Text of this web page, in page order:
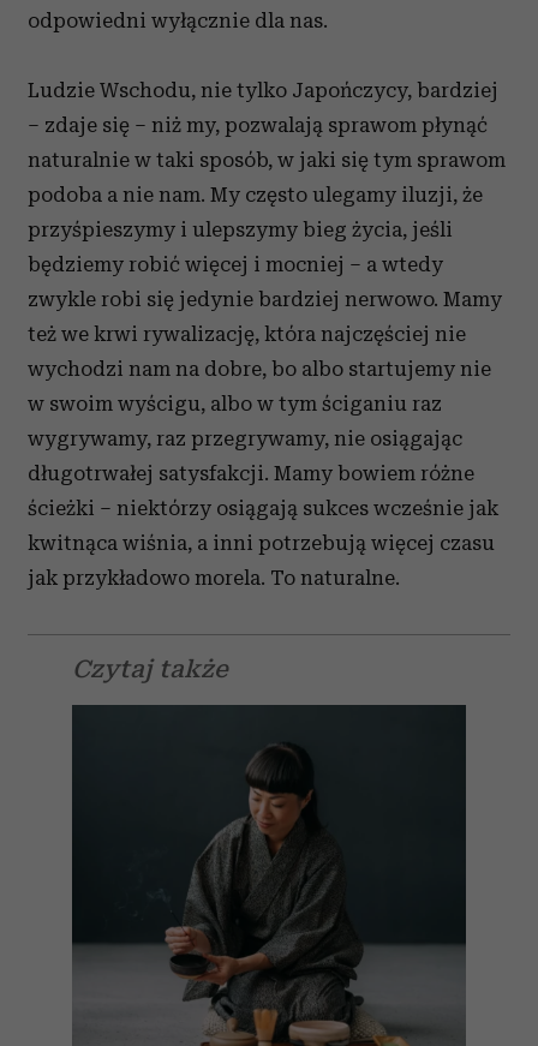
odpowiedni wyłącznie dla nas.
Ludzie Wschodu, nie tylko Japończycy, bardziej
– zdaje się – niż my, pozwalają sprawom płynąć
naturalnie w taki sposób, w jaki się tym sprawom
podoba a nie nam. My często ulegamy iluzji, że
przyśpieszymy i ulepszymy bieg życia, jeśli
będziemy robić więcej i mocniej – a wtedy
zwykle robi się jedynie bardziej nerwowo. Mamy
też we krwi rywalizację, która najczęściej nie
wychodzi nam na dobre, bo albo startujemy nie
w swoim wyścigu, albo w tym ściganiu raz
wygrywamy, raz przegrywamy, nie osiągając
długotrwałej satysfakcji. Mamy bowiem różne
ścieżki – niektórzy osiągają sukces wcześnie jak
kwitnąca wiśnia, a inni potrzebują więcej czasu
jak przykładowo morela. To naturalne.
Czytaj także